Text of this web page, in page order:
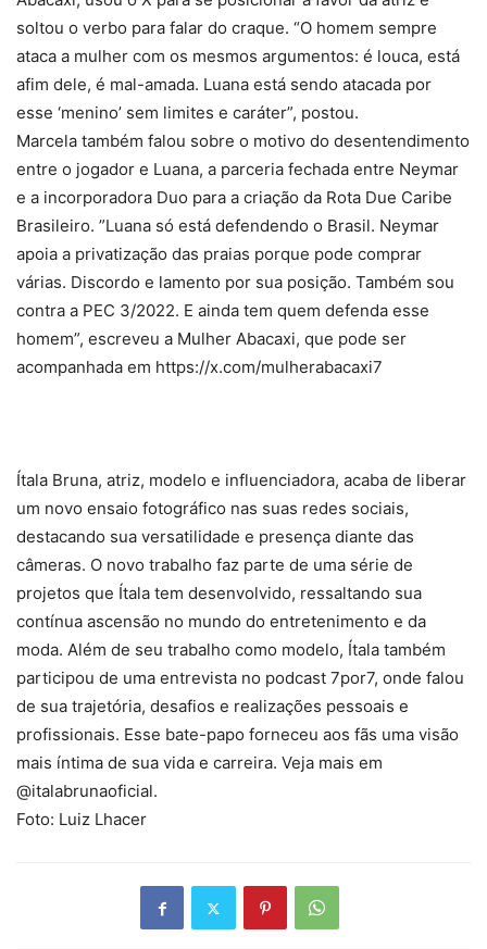
soltou o verbo para falar do craque. “O homem sempre
ataca a mulher com os mesmos argumentos: é louca, está
afim dele, é mal-amada. Luana está sendo atacada por
esse ‘menino’ sem limites e caráter”, postou.
Marcela também falou sobre o motivo do desentendimento
entre o jogador e Luana, a parceria fechada entre Neymar
e a incorporadora Duo para a criação da Rota Due Caribe
Brasileiro. ”Luana só está defendendo o Brasil. Neymar
apoia a privatização das praias porque pode comprar
várias. Discordo e lamento por sua posição. Também sou
contra a PEC 3/2022. E ainda tem quem defenda esse
homem”, escreveu a Mulher Abacaxi, que pode ser
acompanhada em https://x.com/mulherabacaxi7
Ítala Bruna, atriz, modelo e influenciadora, acaba de liberar
um novo ensaio fotográfico nas suas redes sociais,
destacando sua versatilidade e presença diante das
câmeras. O novo trabalho faz parte de uma série de
projetos que Ítala tem desenvolvido, ressaltando sua
contínua ascensão no mundo do entretenimento e da
moda. Além de seu trabalho como modelo, Ítala também
participou de uma entrevista no podcast 7por7, onde falou
de sua trajetória, desafios e realizações pessoais e
profissionais. Esse bate-papo forneceu aos fãs uma visão
mais íntima de sua vida e carreira. Veja mais em
@italabrunaoficial.
Foto: Luiz Lhacer